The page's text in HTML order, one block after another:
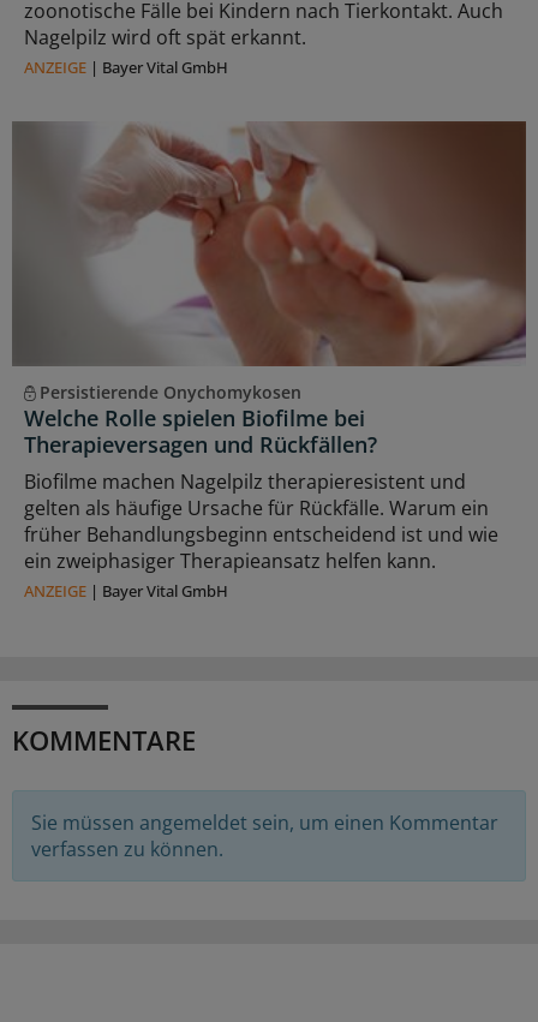
zoonotische Fälle bei Kindern nach Tierkontakt. Auch
Nagelpilz wird oft spät erkannt.
ANZEIGE | Bayer Vital GmbH
Persistierende Onychomykosen
Welche Rolle spielen Biofilme bei
Therapieversagen und Rückfällen?
Biofilme machen Nagelpilz therapieresistent und
gelten als häufige Ursache für Rückfälle. Warum ein
früher Behandlungsbeginn entscheidend ist und wie
ein zweiphasiger Therapieansatz helfen kann.
ANZEIGE | Bayer Vital GmbH
KOMMENTARE
Sie müssen angemeldet sein, um einen Kommentar
verfassen zu können.